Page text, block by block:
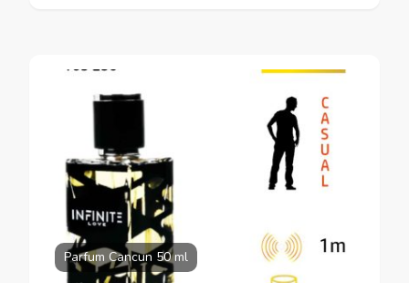
Parfum Cancun 50 ml